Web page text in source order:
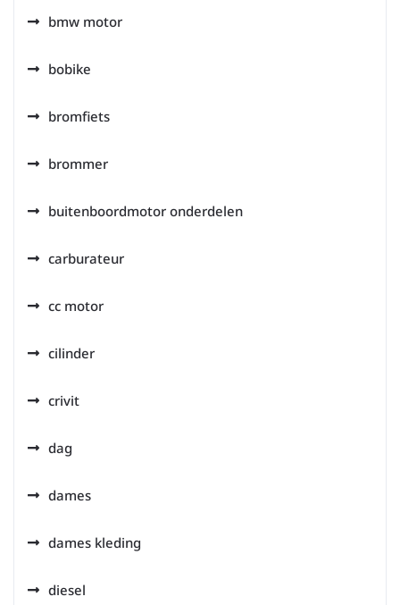
bmw motor
bobike
bromfiets
brommer
buitenboordmotor onderdelen
carburateur
cc motor
cilinder
crivit
dag
dames
dames kleding
diesel